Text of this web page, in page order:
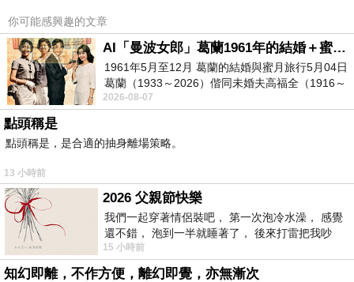
前科的55歲郭男涉有重嫌，並於19日在周女的五
峰山區家中逮捕2人，當場先是起出安非他命及
海洛因等毒品18公克外，接著又在周女小兒子的
幼稚園書包裡查獲2把改造手槍及10多發子彈半
成品。郭男在幼童書包裡藏槍的作法，讓在場警
員不禁質疑：「你是要害死小孩子嗎？」☆少一
份毒品就多一份健康，自由時報提醒您遠離毒品
☆
你可能感興趣的文章
AI「曼波女郎」葛蘭1961年的結婚＋蜜月旅行 #戀上老電影 #葛蘭 #粟子
1961年5月至12月 葛蘭的結婚與蜜月旅行5月04日
葛蘭（1933～2026）偕同未婚夫高福全（1916～
2004）乘郵輪赴倫敦6月15日於英國倫敦St.S
2026-08-07
點頭稱是
點頭稱是，是合適的抽身離場策略。
13 小時前
2026 父親節快樂
我們一起穿著情侶裝吧， 第一次泡冷水澡， 感覺
還不錯， 泡到一半就睡著了， 後來打雷把我吵
醒， 手
15 小時前
知幻即離，不作方便，離幻即覺，亦無漸次